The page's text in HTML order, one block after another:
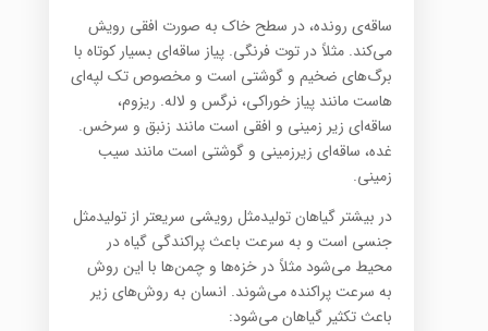
ساقه‌ی رونده، در سطح خاک به صورت افقی رویش
می‌کند. مثلاً در توت فرنگی. پیاز ساقه‌ای بسیار کوتاه با
برگ‌ها‌ی ضخیم و گوشتی است و مخصوص تک لپه‌ای
‌هاست مانند پیاز خوراکی، نرگس و لاله. ریزوم،
ساقه‌ای زیر زمینی و افقی است مانند زنبق و سرخس.
غده، ساقه‌ای زیرزمینی و گوشتی است مانند سیب
زمینی.
در بیشتر گیاهان تولیدمثل رویشی سریعتر از تولیدمثل
جنسی است و به سرعت باعث پراکندگی گیاه در
محیط می‌شود مثلاً در خزه‌ها و چمن‌ها با این روش
به سرعت پراکنده می‌شوند. انسان به روش‌ها‌ی زیر
باعث تکثیر گیاهان می‌شود: